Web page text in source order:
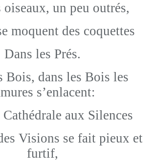
un peu outrés,
moquent des coquettes
Dans les Prés.
Bois, dans les Bois les
s’enlacent:
aux Silences
Visions se fait pieux et
furtif,